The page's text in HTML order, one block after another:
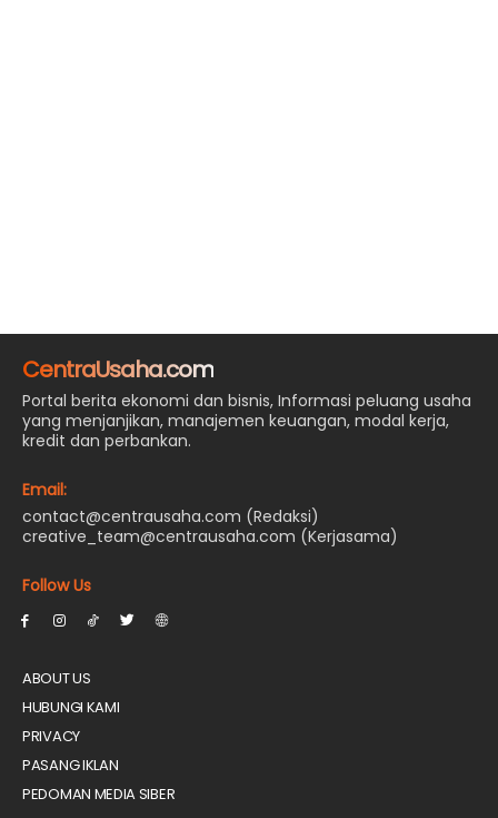
CentraUsaha.com
Portal berita ekonomi dan bisnis, Informasi peluang usaha
yang menjanjikan, manajemen keuangan, modal kerja,
kredit dan perbankan.
Email:
contact@centrausaha.com (Redaksi)
creative_team@centrausaha.com (Kerjasama)
Follow Us
ABOUT US
HUBUNGI KAMI
PRIVACY
PASANG IKLAN
PEDOMAN MEDIA SIBER